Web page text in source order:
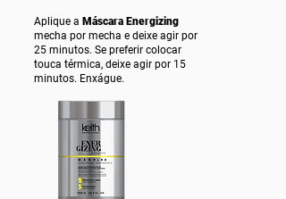
Aplique a Máscara Energizing
mecha por mecha e deixe agir por
25 minutos. Se preferir colocar
touca térmica, deixe agir por 15
minutos. Enxágue.